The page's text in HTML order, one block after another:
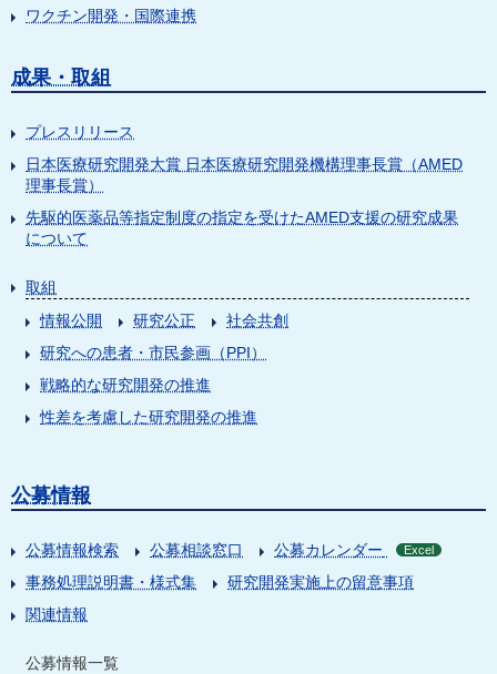
ワクチン開発・国際連携
成果・取組
プレスリリース
日本医療研究開発大賞 日本医療研究開発機構理事長賞（AMED
理事長賞）
先駆的医薬品等指定制度の指定を受けたAMED支援の研究成果
について
取組
情報公開
研究公正
社会共創
研究への患者・市民参画（PPI）
戦略的な研究開発の推進
性差を考慮した研究開発の推進
公募情報
公募情報検索 公募相談窓口 公募カレンダー Excel
事務処理説明書・様式集
研究開発実施上の留意事項
関連情報
公募情報一覧